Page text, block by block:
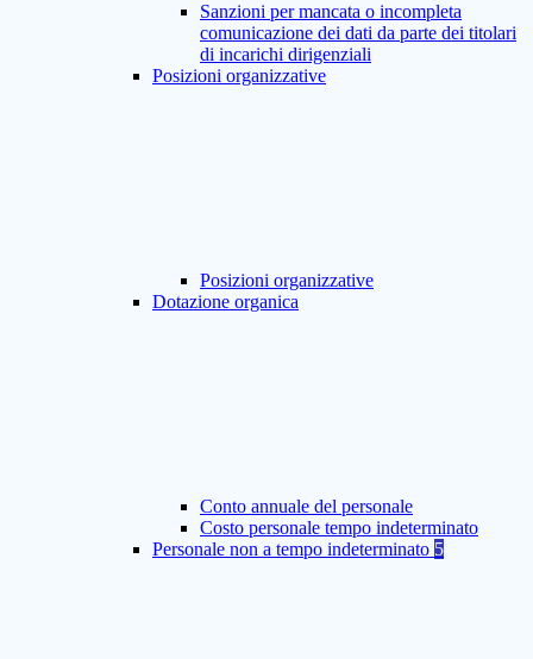
Sanzioni per mancata o incompleta
comunicazione dei dati da parte dei titolari
di incarichi dirigenziali
Posizioni organizzative
Posizioni organizzative
Dotazione organica
Conto annuale del personale
Costo personale tempo indeterminato
Personale non a tempo indeterminato 5